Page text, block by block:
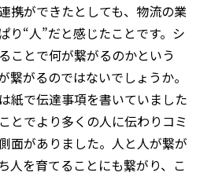
携ができたとしても、物流の業
り“人”だと感じたことです。シ
ことで何が繋がるのかという
繋がるのではないでしょうか。
紙で伝達事項を書いていました
とでより多くの人に伝わりコミ
面がありました。人と人が繋が
人を育てることにも繋がり、こ